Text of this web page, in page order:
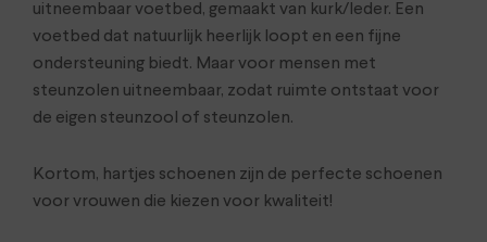
uitneembaar voetbed, gemaakt van kurk/leder. Een
voetbed dat natuurlijk heerlijk loopt en een fijne
ondersteuning biedt. Maar voor mensen met
steunzolen uitneembaar, zodat ruimte ontstaat voor
de eigen steunzool of steunzolen.
Kortom, hartjes schoenen zijn de perfecte schoenen
voor vrouwen die kiezen voor kwaliteit!